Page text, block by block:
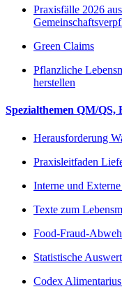
Praxisfälle 2026
Green Claims
Pflanzliche
herstellen
Spezialthemen QM/QS,
Herausforderung
Praxisleitfaden
Interne und
Texte zum
Food-Fraud-
Statistische
Codex